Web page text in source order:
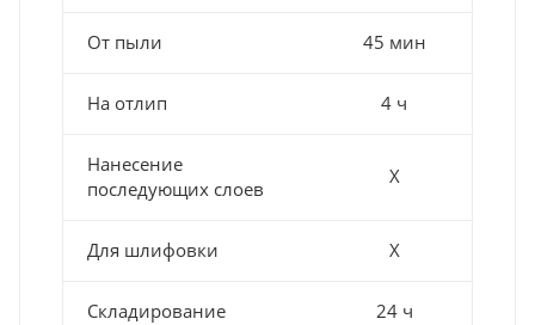
От пыли 45 мин
На отлип 4 ч
Нанесение
последующих слоев
Х
Для шлифовки Х
Складирование 24 ч